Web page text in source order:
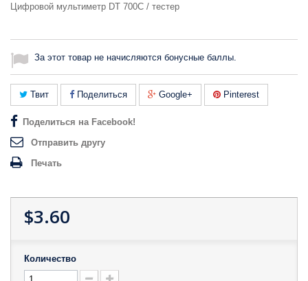
Цифровой мультиметр DT 700C / тестер
За этот товар не начисляются бонусные баллы.
Твит Поделиться Google+ Pinterest
Поделиться на Facebook!
Отправить другу
Печать
$3.60
Количество